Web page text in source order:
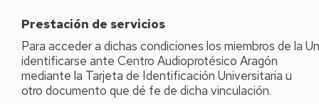
Prestación de servicios
Para acceder a dichas condiciones los miembros de la
identificarse ante Centro Audioprotésico Aragón
mediante la Tarjeta de Identificación Universitaria u
otro documento que dé fe de dicha vinculación.